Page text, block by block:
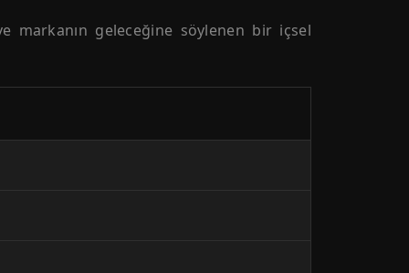
markanın geleceğine söylenen bir içsel